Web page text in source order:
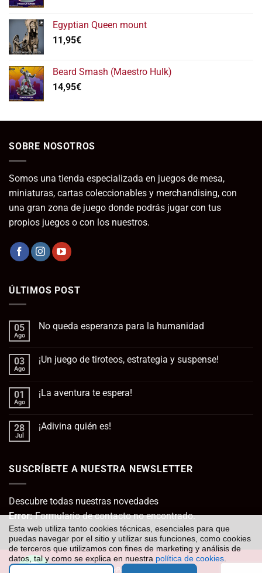
desde
12,95€
Egyptian Queen mount
11,95€
Beard Smash (Maestro Hulk)
14,95€
SOBRE NOSOTROS
Somos una tienda especializada en juegos de mesa,
miniaturas, cartas coleccionables y merchandising, con
una gran zona de juego donde podrás jugar con tus
propios juegos o con los nuestros.
ÚLTIMOS POST
05
Ago
No queda esperanza para la humanidad
en
para
la
03
Ago
¡Un juego de tiroteos, estrategia y suspense!
en
tiroteos,
estrategia
01
Ago
¡La aventura te espera!
en
28
Jul
¡Adivina quién es!
¡Adivina
SUSCRÍBETE A NUESTRA NEWSLETTER
Descubre todas nuestras novedades
Error:Formulario de contacto no encontrado.
MasterCardCash
Esta web utiliza tanto cookies técnicas, esenciales para que
puedas navegar por el sitio y utilizar sus funciones, como cookies
de terceros que utilizamos con fines de marketing y análisis de
datos, tal y como se explica en nuestra política de cookies